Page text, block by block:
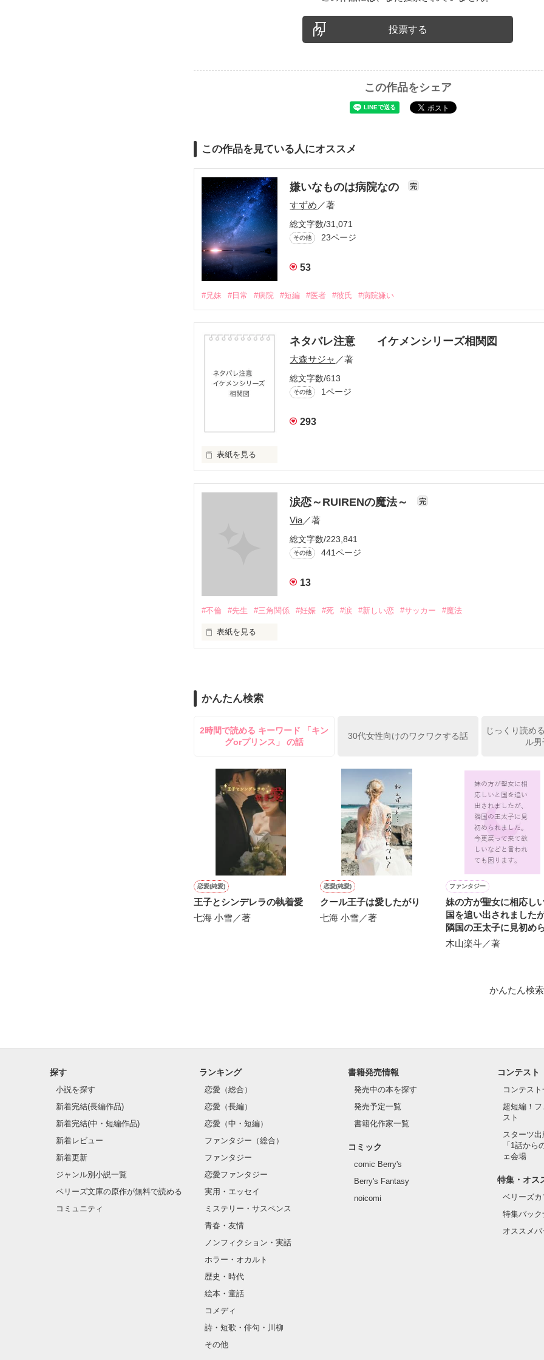
投票する
この作品をシェア
この作品を見ている人にオススメ
嫌いなものは病院なの 完
すずめ ／著
総文字数/31,071
その他 23ページ
53
#兄妹 #日常 #病院 #短編 #医者 #彼氏 #病院嫌い
ネタバレ注意 イケメンシリーズ相関図
大森サジャ ／著
総文字数/613
その他 1ページ
293
表紙を見る
作品を読むのに役立てばと思います
涙恋～RUIRENの魔法～ 完
Via／著
総文字数/223,841
その他 441ページ
13
#不倫 #先生 #三角関係 #妊娠 #死 #涙 #新しい恋 #サッカー #魔法
表紙を見る
不倫　教師との禁断の愛
悩み傷つき　精一杯愛した人
「俺なら　亜恋を
泣かせたりしないのに…」
愛斗はまっすぐ私を見る。
ユウと愛斗の間で
揺れ動く　私は
再び涙恋の魔法にかけられ
かんたん検索
2時間で読める キーワード 「キン
グorプリンス」 の話
30代女性向けのワクワクする話
じっくり読め
ル
恋愛(純愛)
王子とシンデレラの執着愛
七海 小雪／著
恋愛(純愛)
クール王子は愛したがり
七海 小雪／著
ファンタジー
妹の方が聖女に相応し
国を追い出されました
隣国の王太子に見初め
ました。今更戻って来
木山楽斗／著
かんたん検
探す
小説を探す
新着完結(長編作品)
新着完結(中・短編作品)
新着レビュー
新着更新
ジャンル別小説一覧
ベリーズ文庫の原作が無料で読める
コミュニティ
ランキング
恋愛（総合）
恋愛（長編）
恋愛（中・短編）
ファンタジー（総合）
ファンタジー
恋愛ファンタジー
実用・エッセイ
ミステリー・サスペンス
青春・友情
ノンフィクション・実話
ホラー・オカルト
歴史・時代
絵本・童話
コメディ
詩・短歌・俳句・川柳
その他
書籍発売情報
発売中の本を探す
発売予定一覧
書籍化作家一覧
コミック
comic Berry's
Berry's Fantasy
noicomi
コンテスト
コンテス
超短編！
スト
スターツ
「1話から
ェ会場
特集・オス
ベリーズ
特集バッ
オススメ